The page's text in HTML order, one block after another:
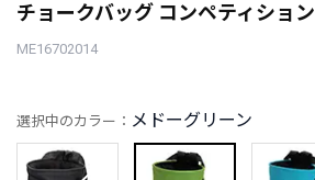
チョークバッグ コンペティション
ME16702014
選択中のカラー： メドーグリーン